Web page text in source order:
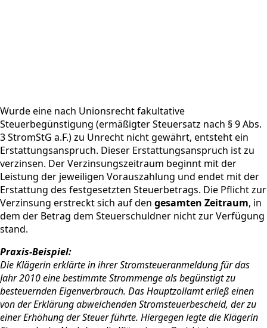
Wurde eine nach Unionsrecht fakultative
Steuerbegünstigung (ermäßigter Steuersatz nach § 9 Abs.
3 StromStG a.F.) zu Unrecht nicht gewährt, entsteht ein
Erstattungsanspruch. Dieser Erstattungsanspruch ist zu
verzinsen. Der Verzinsungszeitraum beginnt mit der
Leistung der jeweiligen Vorauszahlung und endet mit der
Erstattung des festgesetzten Steuerbetrags. Die Pflicht zur
Verzinsung erstreckt sich auf den gesamten Zeitraum, in
dem der Betrag dem Steuerschuldner nicht zur Verfügung
stand.
Praxis-Beispiel:
Die Klägerin erklärte in ihrer Stromsteueranmeldung für das
Jahr 2010 eine bestimmte Strommenge als begünstigt zu
besteuernden Eigenverbrauch. Das Hauptzollamt erließ einen
von der Erklärung abweichenden Stromsteuerbescheid, der zu
einer Erhöhung der Steuer führte. Hiergegen legte die Klägerin